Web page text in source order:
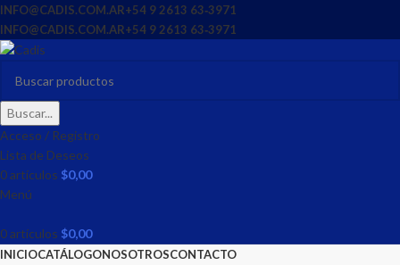
INFO@CADIS.COM.AR‪+54 9 2613 63‑3971‬
INFO@CADIS.COM.AR‪+54 9 2613 63‑3971‬
Buscar...
Acceso / Registro
Lista de Deseos
0artículos $0,00
Menú
0artículos $0,00
INICIOCATÁLOGONOSOTROSCONTACTO